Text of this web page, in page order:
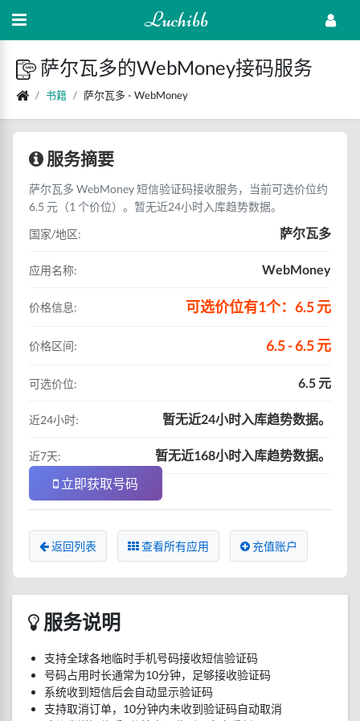
Luchibb
萨尔瓦多的WebMoney接码服务
书籍 萨尔瓦多 - WebMoney
服务摘要
萨尔瓦多 WebMoney 短信验证码接收服务，当前可选价位约
6.5 元（1 个价位）。暂无近24小时入库趋势数据。
国家/地区:
萨尔瓦多
应用名称: WebMoney
价格信息: 可选价位有1个：6.5 元
价格区间: 6.5 - 6.5 元
可选价位: 6.5 元
近24小时: 暂无近24小时入库趋势数据。
近7天:
暂无近168小时入库趋势数据。
立即获取号码
返回列表 查看所有应用 充值账户
服务说明
支持全球各地临时手机号码接收短信验证码
号码占用时长通常为10分钟，足够接收验证码
系统收到短信后会自动显示验证码
支持取消订单，10分钟内未收到验证码自动取消